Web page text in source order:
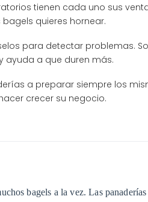
tienen cada uno sus
quieres hornear.
para detectar problemas.
ayuda a que duren más.
a preparar siempre los
crecer su negocio.
bagels a la vez. Las